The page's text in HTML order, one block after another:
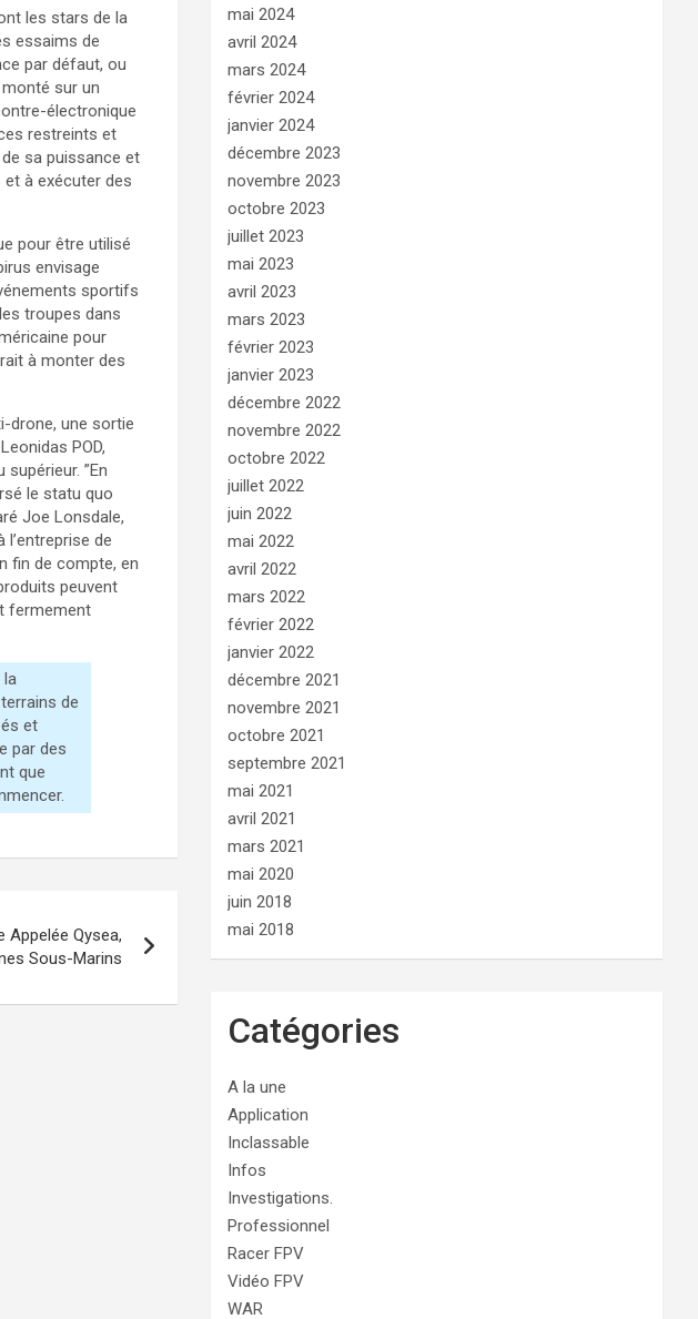
les stars de la
essaims de
par défaut, ou
sur un
électronique
restreints et
sa puissance et
à exécuter des
pour être utilisé
envisage
sportifs
troupes dans
pour
à monter des
drone, une sortie
POD,
”En
le statu quo
Joe Lonsdale,
l’entreprise de
fin de compte, en
peuvent
fermement
la
de
et
par des
que
Appelée Qysea,
Sous-Marins
mai 2024
avril 2024
mars 2024
février 2024
janvier 2024
décembre 2023
novembre 2023
octobre 2023
juillet 2023
mai 2023
avril 2023
mars 2023
février 2023
janvier 2023
décembre 2022
novembre 2022
octobre 2022
juillet 2022
juin 2022
mai 2022
avril 2022
mars 2022
février 2022
janvier 2022
décembre 2021
novembre 2021
octobre 2021
septembre 2021
mai 2021
avril 2021
mars 2021
mai 2020
juin 2018
mai 2018
Catégories
A la une
Application
Inclassable
Infos
Investigations.
Professionnel
Racer FPV
Vidéo FPV
WAR